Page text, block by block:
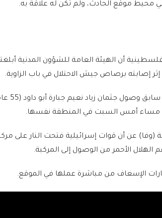
محيط موقع الحادث، ولم تكن له علاقة به.
أن الهيئة العامة للشؤون المدنية
وكانت
مساء أمس السبت في المنطقة نفسها.
(وفا) عن أن قوات إسرائيلية فتحت النار على
الهلال الأحمر من الوصول إلى المركبة.
الإسعاف من مباشرة عملها في الموقع.